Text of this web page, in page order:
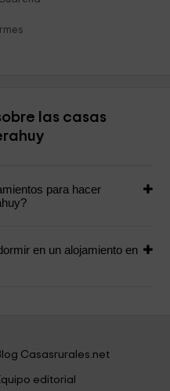
las casas
para hacer
en un alojamiento en
Casasrurales.net
editorial